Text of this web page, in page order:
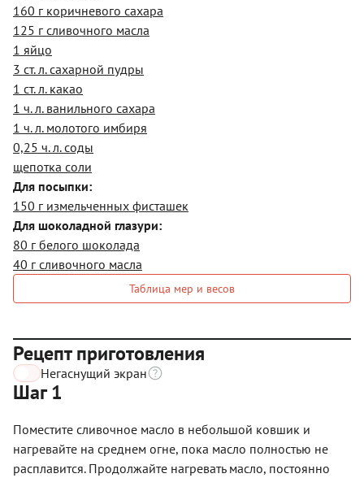
160 г коричневого сахара
125 г сливочного масла
1 яйцо
3 ст. л. сахарной пудры
1 ст. л. какао
1 ч. л. ванильного сахара
1 ч. л. молотого имбиря
0,25 ч. л. соды
щепотка соли
Для посыпки:
150 г измельченных фисташек
Для шоколадной глазури:
80 г белого шоколада
40 г сливочного масла
Таблица мер и весов
Рецепт приготовления
Негаснущий экран
Шаг 1
Поместите сливочное масло в небольшой ковшик и
нагревайте на среднем огне, пока масло полностью не
расплавится. Продолжайте нагревать масло, постоянно